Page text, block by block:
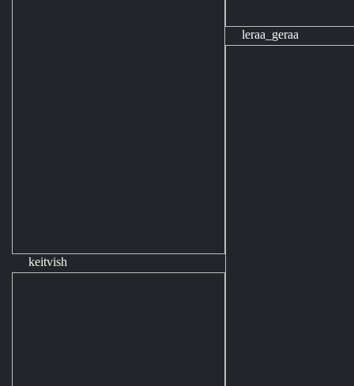
keitvish
leraa_geraa